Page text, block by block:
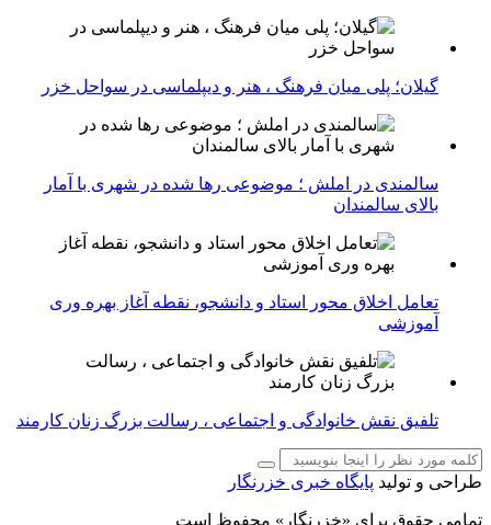
گیلان؛ پلی میان فرهنگ ، هنر و دیپلماسی در سواحل خزر
سالمندی در املش ؛ موضوعی رها شده در شهری با آمار
بالای سالمندان
تعامل اخلاق‌ محور استاد و دانشجو، نقطه آغاز بهره ‌وری
آموزشی
تلفیق نقش خانوادگی و اجتماعی ، رسالت بزرگ زنان کارمند
طراحی و تولید پایگاه خبری خزرنگار
تمامی حقوق برای «خزرنگار» محفوظ است